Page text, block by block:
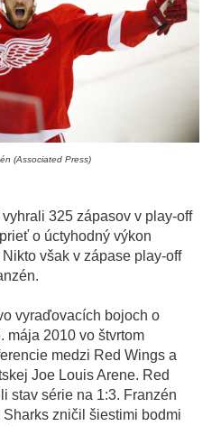
(Associated Press)
325 zápasov v play-off
o úctyhodný výkon
však v zápase play-off
vyraďovacích bojoch o
mája 2010 vo štvrtom
medzi Red Wings a
Joe Louis Arene. Red
stav série na 1:3. Franzén
zničil šiestimi bodmi